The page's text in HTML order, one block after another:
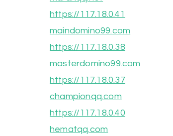
https://117.18.0.41
maindomino99.com
https://117.18.0.38
masterdomino99.com
https://117.18.0.37
championqq.com
https://117.18.0.40
hematqq.com